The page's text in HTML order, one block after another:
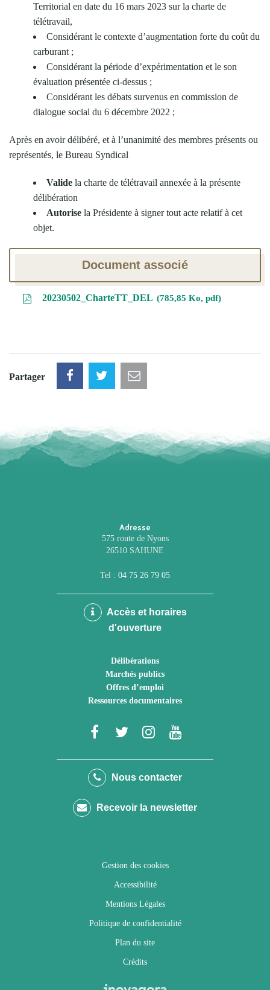
Territorial en date du 16 mars 2023 sur la charte de
télétravail,
Considérant le contexte d’augmentation forte du coût du
carburant ;
Considérant la période d’expérimentation et le son
évaluation présentée ci-dessus ;
Considérant les débats survenus en commission de
dialogue social du 6 décembre 2022 ;
Après en avoir délibéré, et à l’unanimité des membres présents ou
représentés, le Bureau Syndical
Valide la charte de télétravail annexée à la présente
délibération
Autorise la Présidente à signer tout acte relatif à cet
objet.
Document associé
20230502_CharteTT_DEL 785,85 Ko, pdf
Partager
Adresse
575 route de Nyons
26510 SAHUNE
Tel : 04 75 26 79 05
Accès et horaires
d'ouverture
Délibérations
Marchés publics
Offres d’emploi
Ressources documentaires
Lien
le
Facebook
Lien
le
Twitter
Lien
le
Instagram
Youtube
Nous contacter
Recevoir la newsletter
Gestion des cookies
Accessibilité
Mentions Légales
Politique de confidentialité
Plan du site
Crédits